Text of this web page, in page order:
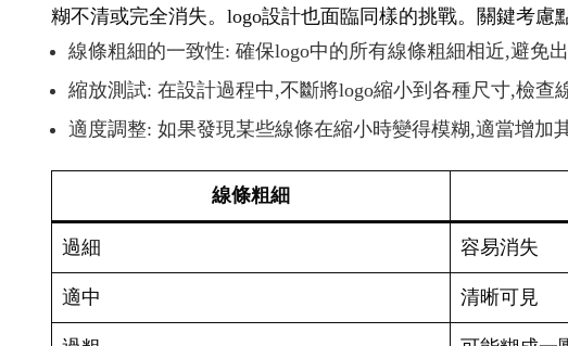
糊不清或完全消失。logo設計也面臨同樣的挑戰。關鍵考慮
線條粗細的一致性: 確保logo中的所有線條粗細相近,避免
縮放測試: 在設計過程中,不斷將logo縮小到各種尺寸,檢查
適度調整: 如果發現某些線條在縮小時變得模糊,適當增加
線條粗細
過細 容易消失
適中 清晰可見